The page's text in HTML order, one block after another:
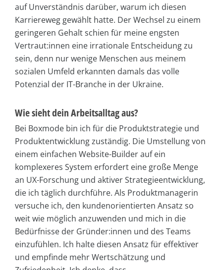
auf Unverständnis darüber, warum ich diesen
Karriereweg gewählt hatte. Der Wechsel zu einem
geringeren Gehalt schien für meine engsten
Vertraut:innen eine irrationale Entscheidung zu
sein, denn nur wenige Menschen aus meinem
sozialen Umfeld erkannten damals das volle
Potenzial der IT-Branche in der Ukraine.
Wie sieht dein Arbeitsalltag aus?
Bei Boxmode bin ich für die Produktstrategie und
Produktentwicklung zuständig. Die Umstellung von
einem einfachen Website-Builder auf ein
komplexeres System erfordert eine große Menge
an UX-Forschung und aktiver Strategieentwicklung,
die ich täglich durchführe. Als Produktmanagerin
versuche ich, den kundenorientierten Ansatz so
weit wie möglich anzuwenden und mich in die
Bedürfnisse der Gründer:innen und des Teams
einzufühlen. Ich halte diesen Ansatz für effektiver
und empfinde mehr Wertschätzung und